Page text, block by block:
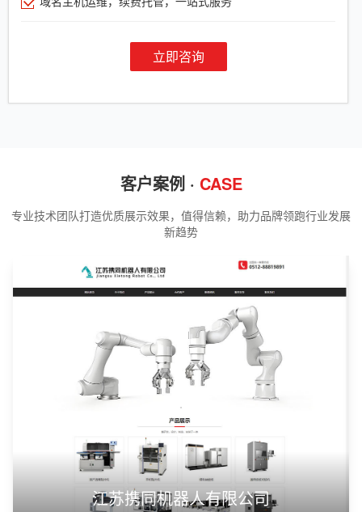
立即咨询
客户案例 · CASE
专业技术团队打造优质展示效果，值得信赖，助力品牌领跑行业发展
新趋势
江苏携同机器人有限公司